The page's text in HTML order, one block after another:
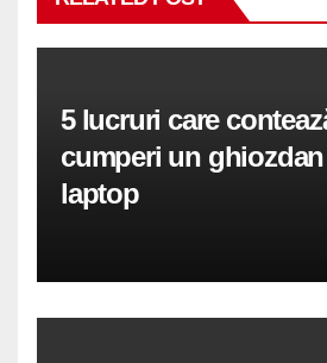
5 lucruri care
cumperi un
laptop